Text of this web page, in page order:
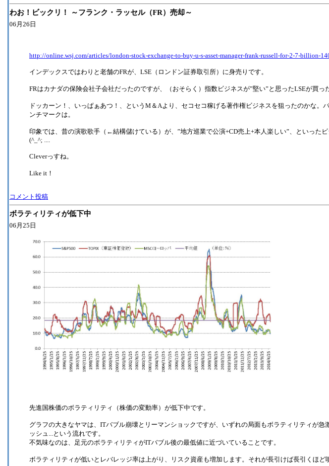
わお！ビックリ！ ～フランク・ラッセル（FR）売却～
06月26日
http://online.wsj.com/articles/london-stock-exchange-to-buy-u-s-asset-manager-frank-russell-for-2-7-billion-
インデックスではわりと老舗のFRが、LSE（ロンドン証券取引所）に身売りです。
FRはカナダの保険会社子会社だったのですが、（おそらく）指数ビジネスが”堅い”と思ったLSEが買っ
ドッカーン！、いっぱぁあつ！、というM＆Aより、セコセコ稼げる著作権ビジネスを狙ったのかな。
ンチマークは。
印象では、昔の演歌歌手（←結構儲けている）が、”地方巡業で公演+CD売上+本人楽しい”、といったビ
(^_^; ....
Cleverっすね。
Like it！
コメント投稿
ボラティリティが低下中
06月25日
先進国株価のボラティリティ（株価の変動率）が低下中です。
グラフの大きなヤマは、ITバブル崩壊とリーマンショックですが、いずれの局面もボラティリティが
ッシュ...という流れです。
不気味なのは、足元のボラティリティがITバブル後の最低値に近づいていることです。
ボラティリティが低いとレバレッジ率は上がり、リスク資産も増加します。それが長引けば長引くほど